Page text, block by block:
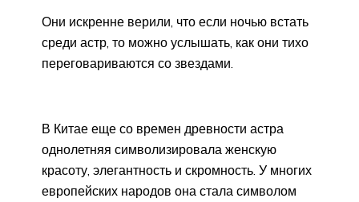
Они искренне верили, что если ночью встать
среди астр, то можно услышать, как они тихо
переговариваются со звездами.
В Китае еще со времен древности астра
однолетняя символизировала женскую
красоту, элегантность и скромность. У многих
европейских народов она стала символом